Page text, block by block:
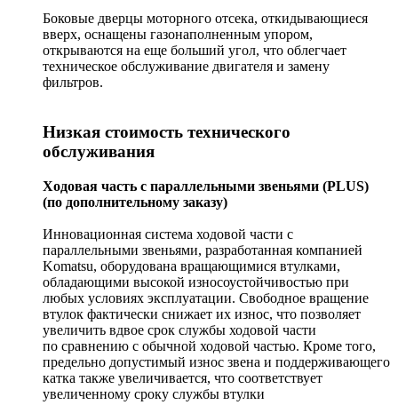
Боковые дверцы моторного отсека, откидывающиеся
вверх, оснащены газонаполненным упором,
открываются на еще больший угол, что облегчает
техническое обслуживание двигателя и замену
фильтров.
Низкая стоимость технического
обслуживания
Ходовая часть с параллельными звеньями (PLUS)
(по дополнительному заказу)
Инновационная система ходовой части с
параллельными звеньями, разработанная компанией
Komatsu, оборудована вращающимися втулками,
обладающими высокой износоустойчивостью при
любых условиях эксплуатации. Свободное вращение
втулок фактически снижает их износ, что позволяет
увеличить вдвое срок службы ходовой части
по сравнению с обычной ходовой частью. Кроме того,
предельно допустимый износ звена и поддерживающего
катка также увеличивается, что соответствует
увеличенному сроку службы втулки